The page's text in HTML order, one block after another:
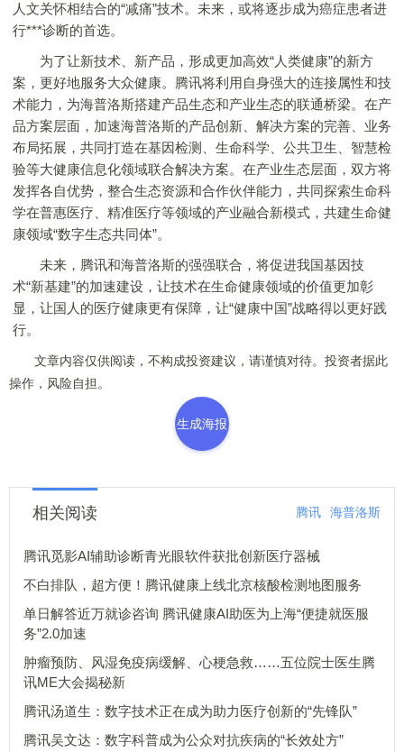
人文关怀相结合的“减痛”技术。未来，或将逐步成为癌症患者进
行***诊断的首选。
为了让新技术、新产品，形成更加高效“人类健康”的新方
案，更好地服务大众健康。腾讯将利用自身强大的连接属性和技
术能力，为海普洛斯搭建产品生态和产业生态的联通桥梁。在产
品方案层面，加速海普洛斯的产品创新、解决方案的完善、业务
布局拓展，共同打造在基因检测、生命科学、公共卫生、智慧检
验等大健康信息化领域联合解决方案。在产业生态层面，双方将
发挥各自优势，整合生态资源和合作伙伴能力，共同探索生命科
学在普惠医疗、精准医疗等领域的产业融合新模式，共建生命健
康领域“数字生态共同体”。
未来，腾讯和海普洛斯的强强联合，将促进我国基因技
术“新基建”的加速建设，让技术在生命健康领域的价值更加彰
显，让国人的医疗健康更有保障，让“健康中国”战略得以更好践
行。
文章内容仅供阅读，不构成投资建议，请谨慎对待。投资者据此
操作，风险自担。
生成海报
相关阅读 腾讯 海普洛斯
腾讯觅影AI辅助诊断青光眼软件获批创新医疗器械
不白排队，超方便！腾讯健康上线北京核酸检测地图服务
单日解答近万就诊咨询 腾讯健康AI助医为上海“便捷就医服
务”2.0加速
肿瘤预防、风湿免疫病缓解、心梗急救……五位院士医生腾
讯ME大会揭秘新
腾讯汤道生：数字技术正在成为助力医疗创新的“先锋队”
腾讯吴文达：数字科普成为公众对抗疾病的“长效处方”